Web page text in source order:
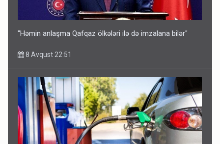
"Həmin anlaşma Qafqaz ölkələri ilə də imzalana bilər"
8 Avqust 22:51